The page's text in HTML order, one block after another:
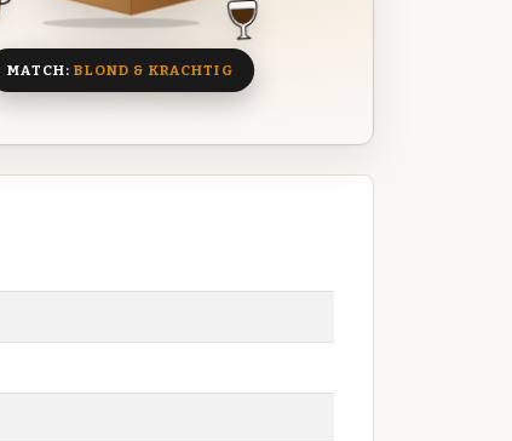
MATCH:BLOND & KRACHTIG